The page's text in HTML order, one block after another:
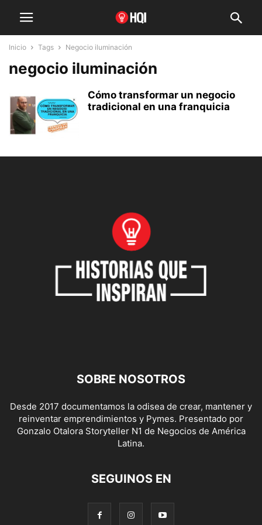
Inicio Tags Negocio iluminación
negocio iluminación
Cómo transformar un negocio
tradicional en una franquicia
SOBRE NOSOTROS
Desde 2017 documentamos la odisea de crear, mantener y
reinventar emprendimientos y Pymes. Presentado por
Gonzalo Otalora Storyteller N1 de Negocios de América
Latina.
SEGUINOS EN